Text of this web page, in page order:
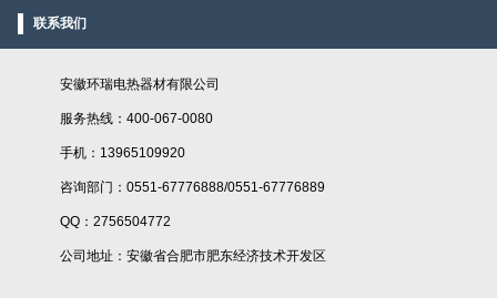
联系我们
安徽环瑞电热器材有限公司
服务热线：400-067-0080
手机：13965109920
咨询部门：0551-67776888/0551-67776889
QQ：2756504772
公司地址：安徽省合肥市肥东经济技术开发区